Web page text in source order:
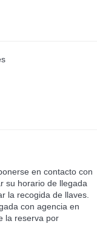
en contacto con
su horario de llegada
la recogida de llaves.
con agencia en
la reserva por